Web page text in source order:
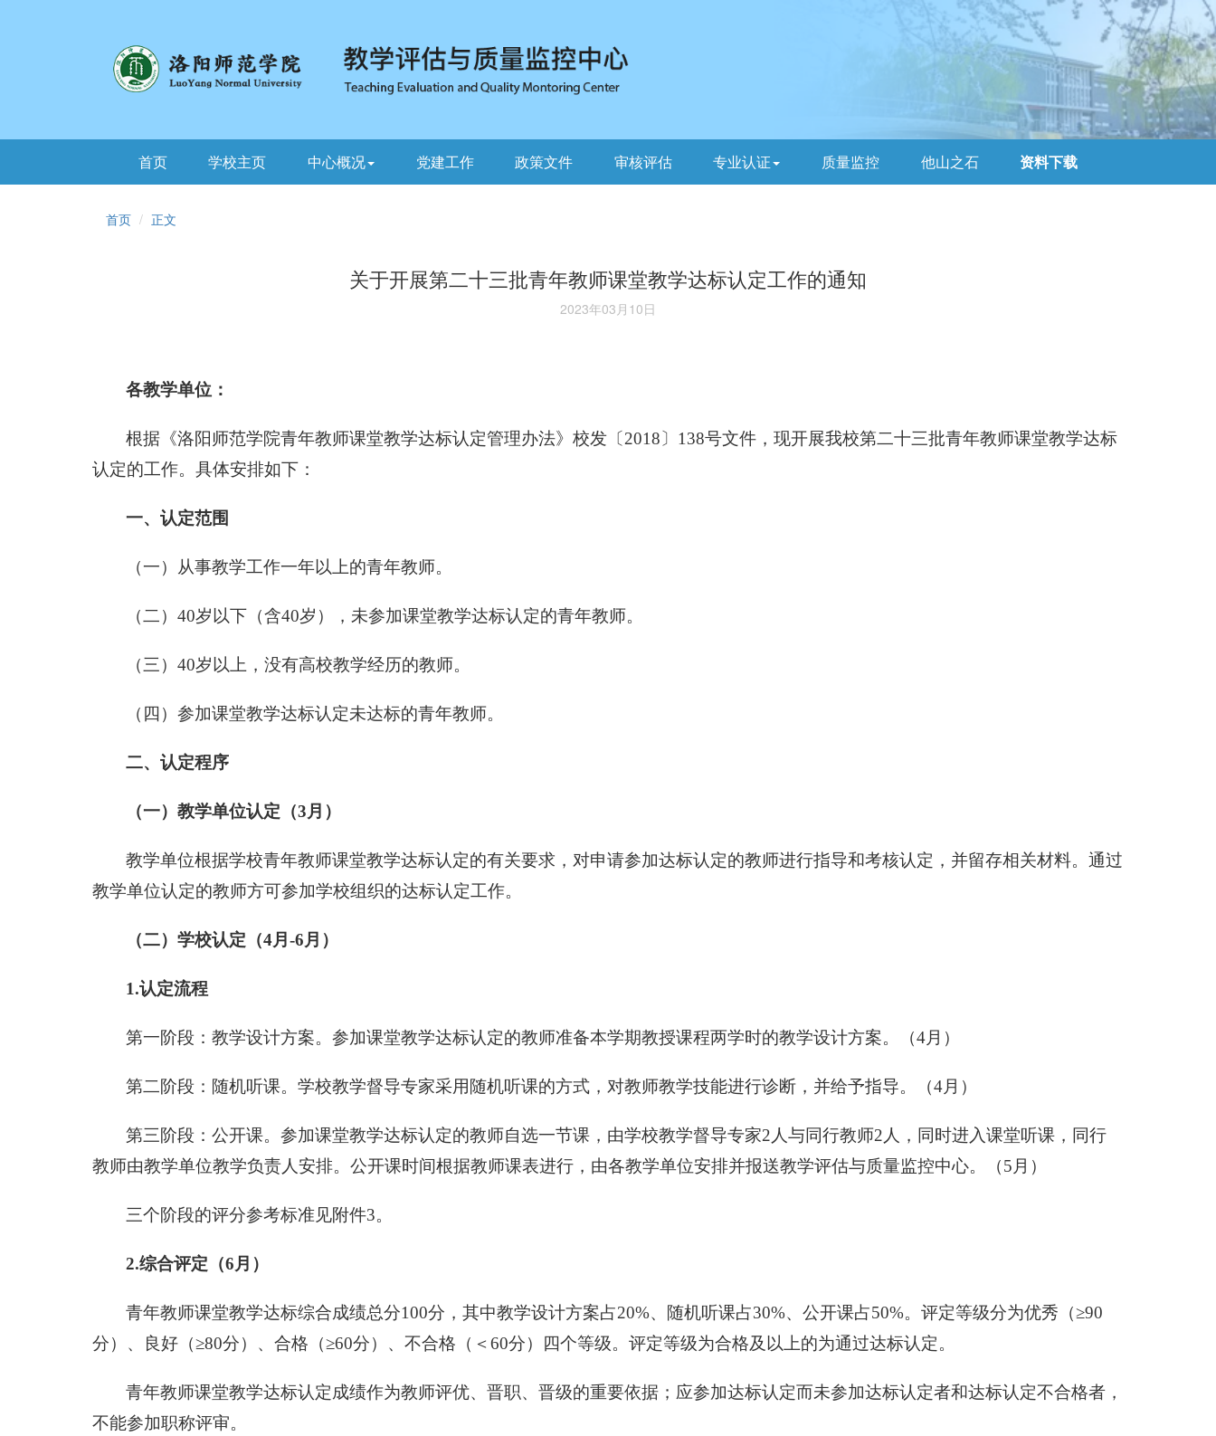
首页 学校主页 中心概况 党建工作 政策文件 审核评估 专业认证 质量监控 他山之石 资料下载
首页 正文
关于开展第二十三批青年教师课堂教学达标认定工作的通知
2023年03月10日
各教学单位：
根据《洛阳师范学院青年教师课堂教学达标认定管理办法》校发〔2018〕138号文件，现开展我校第二十三批青年教师课堂教学达标
认定的工作。具体安排如下：
一、认定范围
（一）从事教学工作一年以上的青年教师。
（二）40岁以下（含40岁），未参加课堂教学达标认定的青年教师。
（三）40岁以上，没有高校教学经历的教师。
（四）参加课堂教学达标认定未达标的青年教师。
二、认定程序
（一）教学单位认定（3月）
教学单位根据学校青年教师课堂教学达标认定的有关要求，对申请参加达标认定的教师进行指导和考核认定，并留存相关材料。通过
教学单位认定的教师方可参加学校组织的达标认定工作。
（二）学校认定（4月-6月）
1.认定流程
第一阶段：教学设计方案。参加课堂教学达标认定的教师准备本学期教授课程两学时的教学设计方案。（4月）
第二阶段：随机听课。学校教学督导专家采用随机听课的方式，对教师教学技能进行诊断，并给予指导。（4月）
第三阶段：公开课。参加课堂教学达标认定的教师自选一节课，由学校教学督导专家2人与同行教师2人，同时进入课堂听课，同行
教师由教学单位教学负责人安排。公开课时间根据教师课表进行，由各教学单位安排并报送教学评估与质量监控中心。（5月）
三个阶段的评分参考标准见附件3。
2.综合评定（6月）
青年教师课堂教学达标综合成绩总分100分，其中教学设计方案占20%、随机听课占30%、公开课占50%。评定等级分为优秀（≥90
分）、良好（≥80分）、合格（≥60分）、不合格（＜60分）四个等级。评定等级为合格及以上的为通过达标认定。
青年教师课堂教学达标认定成绩作为教师评优、晋职、晋级的重要依据；应参加达标认定而未参加达标认定者和达标认定不合格者，
不能参加职称评审。